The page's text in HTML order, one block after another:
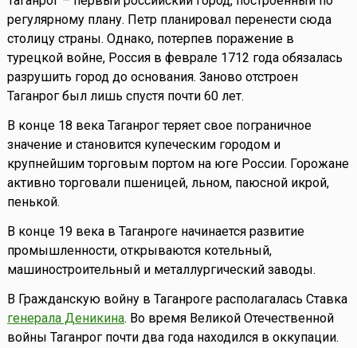
регулярному плану. Петр планировал перенести сюда
столицу страны. Однако, потерпев поражение в
турецкой войне, Россия в феврале 1712 года обязалась
разрушить город до основания. Заново отстроен
Таганрог был лишь спустя почти 60 лет.
В конце 18 века Таганрог теряет свое пограничное
значение и становится купеческим городом и
крупнейшим торговым портом на юге России. Горожане
активно торговали пшеницей, льном, паюсной икрой,
пенькой.
В конце 19 века в Таганроге начинается развитие
промышленности, открываются котельный,
машиностроительный и металлургический заводы.
В Гражданскую войну в Таганроге располагалась Ставка
генерала Деникина. Во время Великой Отечественной
войны Таганрог почти два года находился в оккупации.